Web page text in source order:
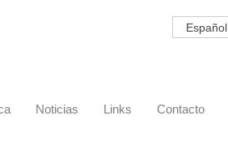
Español
Noticias Links Contacto